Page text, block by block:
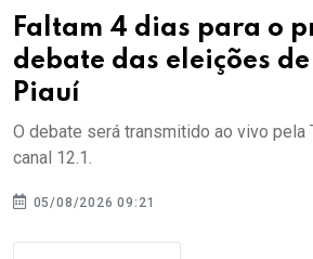
Faltam 4 dias para o
debate das eleições
Piauí
O debate será transmitido ao vivo pela
canal 12.1.
05/08/2026 09:21